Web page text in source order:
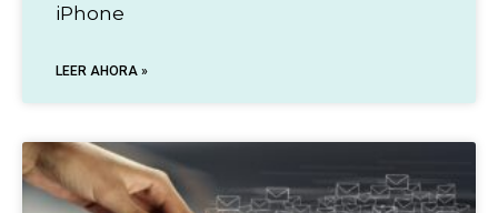
iPhone
LEER AHORA »